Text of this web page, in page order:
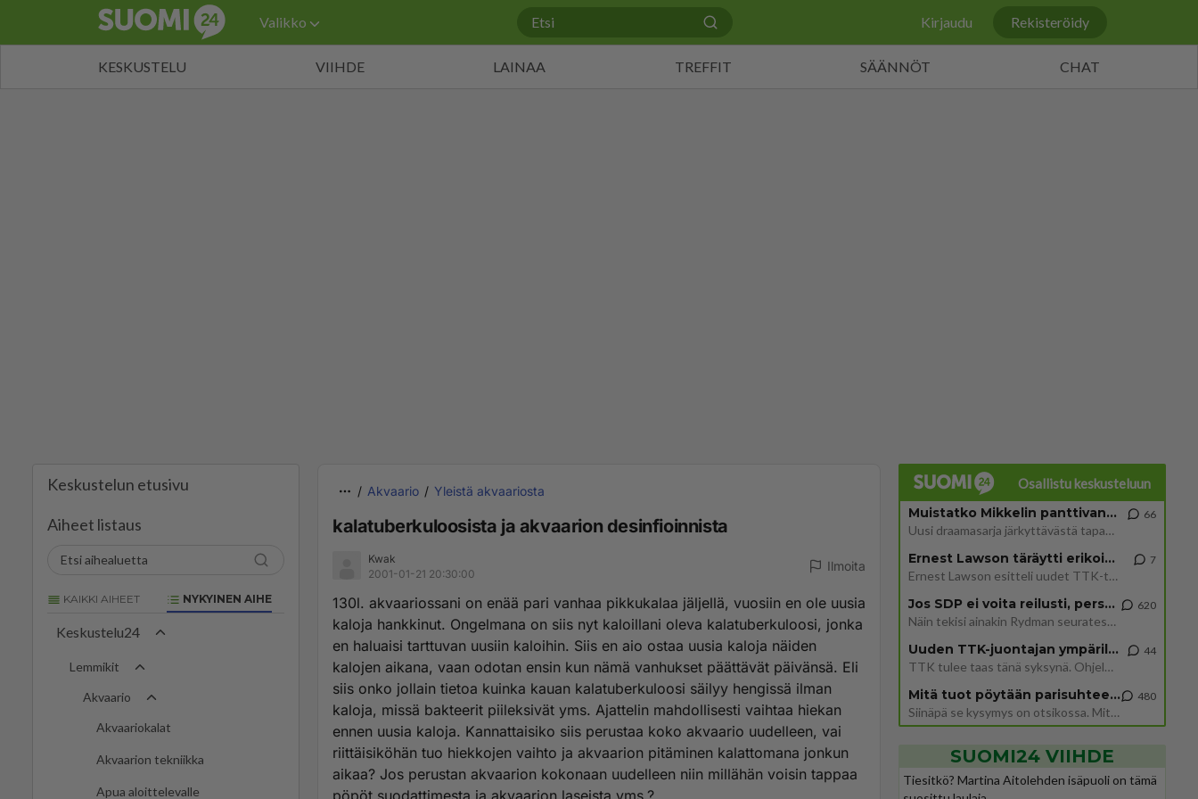
Valikko Kirjaudu Rekisteröidy
KESKUSTELU VIIHDE LAINAA TREFFIT SÄÄNNÖT CHAT
Keskustelun etusivu
Aiheet listaus
KAIKKI AIHEET NYKYINEN AIHE
Keskustelu24
Lemmikit
Akvaario
Akvaariokalat
Akvaarion tekniikka
Apua aloittelevalle
Akvaario Yleistä akvaariosta
kalatuberkuloosista ja akvaarion desinfioinnista
Kwak
2001-01-21 20:30:00
Ilmoita
130l. akvaariossani on enää pari vanhaa pikkukalaa jäljellä, vuosiin en ole uusia
kaloja hankkinut. Ongelmana on siis nyt kaloillani oleva kalatuberkuloosi, jonka
en haluaisi tarttuvan uusiin kaloihin. Siis en aio ostaa uusia kaloja näiden
kalojen aikana, vaan odotan ensin kun nämä vanhukset päättävät päivänsä. Eli
siis onko jollain tietoa kuinka kauan kalatuberkuloosi säilyy hengissä ilman
kaloja, missä bakteerit piileksivät yms. Ajattelin mahdollisesti vaihtaa hiekan
ennen uusia kaloja. Kannattaisiko siis perustaa koko akvaario uudelleen, vai
riittäisiköhän tuo hiekkojen vaihto ja akvaarion pitäminen kalattomana jonkun
aikaa? Jos perustan akvaarion kokonaan uudelleen niin millähän voisin tappaa
pöpöt suodattimesta ja akvaarion laseista yms.?
Osallistu keskusteluun
Muistatko Mikkelin panttivankidraaman?
Uusi draamasarja järkyttävästä tapauksesta on tulossa. Tositapahtumiin perustuva sarja ammentaa vuoden 1986 Mikkelin pan
66
Ernest Lawson täräytti erikoisen heiton TTK-lehdistötilaisuudessa: " Onko tässä tarkoituksena...?"
Ernest Lawson esitteli uudet TTK-tähtioppilaat ja opettajat torstaina 6.8. lehdistölle. Tulevalla kaudella on yksi hausk
7
Jos SDP ei voita reilusti, persut kumoavat demokratian Suomesta
Näin tekisi ainakin Rydman seuratessaan idolinsa Trumpin mallia https://www.is.fi/politiikka/art-2000012187244.html
620
Uuden TTK-juontajan ympärillä epätietoisuus sakenee - Nyt MTV hämmentää soppaa
TTK tulee taas tänä syksynä. Ohjelman uudet tähtioppilaat julkistetaan torstaina 6. elokuuta klo 14 alkavassa lehdistö
44
Mitä tuot pöytään parisuhteessa?
Siinäpä se kysymys on otsikossa. Mitäpä siis tuot/toisit pöytään parisuhteessa? Oletko mies vai nainen? Koetko sen mitä
480
SUOMI24 VIIHDE
Tiesitkö? Martina Aitolehden isäpuoli on tämä